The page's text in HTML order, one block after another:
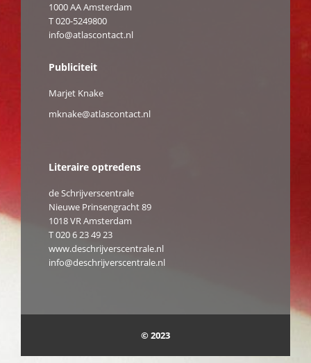
1000 AA Amsterdam
T 020-5249800
info@atlascontact.nl
Publiciteit
Marjet Knake
mknake@atlascontact.nl
Literaire optredens
de Schrijverscentrale
Nieuwe Prinsengracht 89
1018 VR Amsterdam
T020 6 23 49 23
www.deschrijverscentrale.nl
info@deschrijverscentrale.nl
© 2023